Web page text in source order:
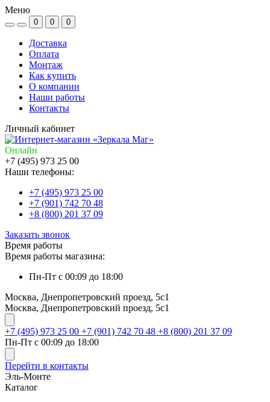
Меню
0 0 0
Доставка
Оплата
Монтаж
Как купить
О компании
Наши работы
Контакты
Личный кабинет
Онлайн
+7 (495) 973 25 00
Наши телефоны:
+7 (495) 973 25 00
+7 (901) 742 70 48
+8 (800) 201 37 09
Заказать звонок
Время работы
Время работы магазина:
Пн-Пт с 00:09 до 18:00
Москва, Днепропетровский проезд, 5с1
Москва, Днепропетровский проезд, 5с1
+7 (495) 973 25 00 +7 (901) 742 70 48 +8 (800) 201 37 09
Пн-Пт с 00:09 до 18:00
Перейти в контакты
Эль-Монте
Каталог